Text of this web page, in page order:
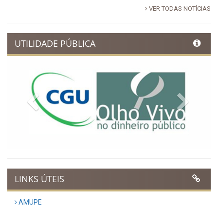
VER TODAS NOTÍCIAS
UTILIDADE PÚBLICA
Previous
LINKS ÚTEIS
AMUPE